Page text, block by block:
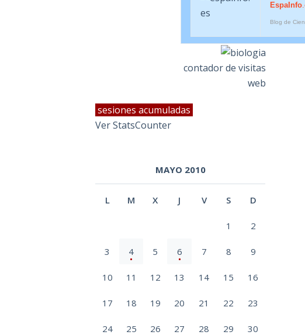
EspaInfo
Blog de
contador de visitas
web
sesiones acumuladas
Ver StatsCounter
MAYO 2010
L M X J V S D
1 2
3 4 5 6 7 8 9
10 11 12 13 14 15 16
17 18 19 20 21 22 23
24 25 26 27 28 29 30